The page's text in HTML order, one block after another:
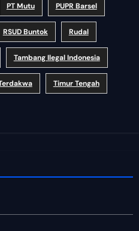
PT Mutu PUPR Barsel
RSUD Buntok Rudal
Tambang Ilegal Indonesia
Timur Tengah